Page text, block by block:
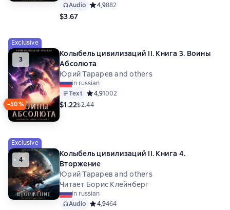
Audio Средний рейтинг 4,9 на основе 882 оценок
4,9882
$3.67
Exclusive
3
−50%
Колыбель цивилизаций II. Книга 3. Воины
Абсолюта
Юрий Тарарев and others
in russian
Text Средний рейтинг 4,9 на основе 1002 оценок
4,91002
$1.22$2.44
Exclusive
4
Колыбель цивилизаций II. Книга 4.
Вторжение
Юрий Тарарев and others
Читает Борис Клейнберг
in russian
Audio Средний рейтинг 4,9 на основе 464 оценок
4,9464